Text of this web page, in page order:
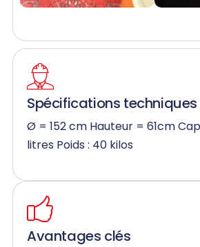
Spécifications techniques
Ø = 152 cm Hauteur = 61cm
litres Poids : 40 kilos
Avantages clés